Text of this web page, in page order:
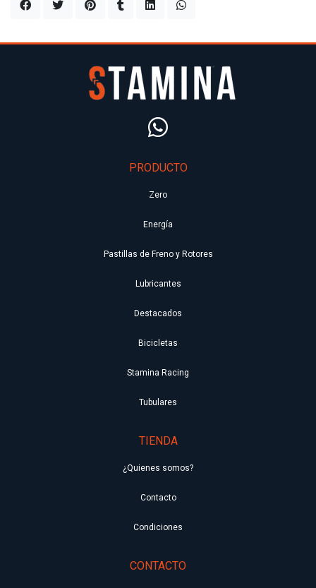
PRODUCTO
Zero
Energía
Pastillas de Freno y Rotores
Lubricantes
Destacados
Bicicletas
Stamina Racing
Tubulares
TIENDA
¿Quienes somos?
Contacto
Condiciones
CONTACTO